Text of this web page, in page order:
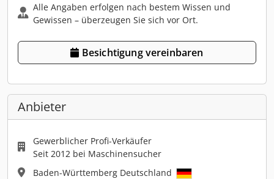
Alle Angaben erfolgen nach bestem Wissen und
Gewissen – überzeugen Sie sich vor Ort.
Besichtigung vereinbaren
Anbieter
Gewerblicher Profi-Verkäufer
Seit 2012 bei Maschinensucher
Baden-Württemberg Deutschland